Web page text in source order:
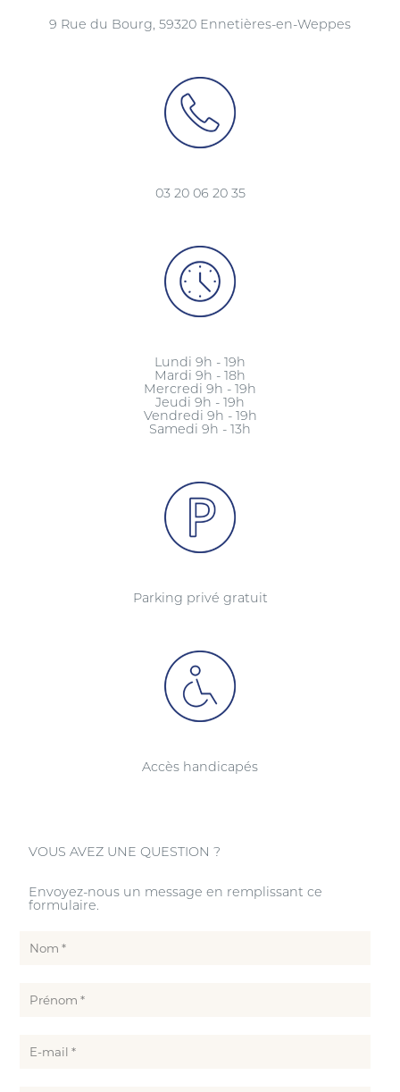
9 Rue du Bourg, 59320 Ennetières-en-Weppes
03 20 06 20 35
Lundi 9h - 19h
Mardi 9h - 18h
Mercredi 9h - 19h
Jeudi 9h - 19h
Vendredi 9h - 19h
Samedi 9h - 13h
Parking privé gratuit
Accès handicapés
VOUS AVEZ UNE QUESTION ?
Envoyez-nous un message en remplissant ce
formulaire.